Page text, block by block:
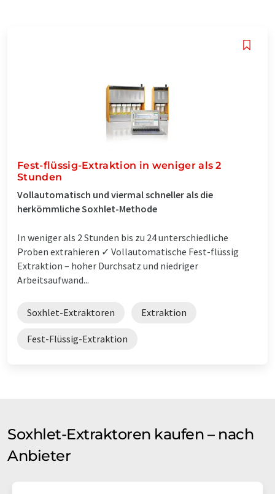
Fest-flüssig-Extraktion in weniger als 2
Stunden
Vollautomatisch und viermal schneller als die
herkömmliche Soxhlet-Methode
In weniger als 2 Stunden bis zu 24 unterschiedliche
Proben extrahieren ✓ Vollautomatische Fest-flüssig
Extraktion – hoher Durchsatz und niedriger
Arbeitsaufwand...
Soxhlet-Extraktoren Extraktion
Fest-Flüssig-Extraktion
Soxhlet-Extraktoren kaufen – nach
Anbieter